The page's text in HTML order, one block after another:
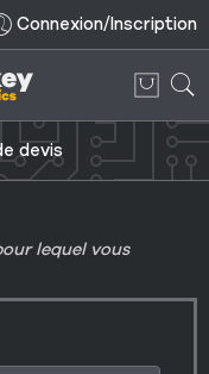
Connexion/Inscription
devis
lequel vous